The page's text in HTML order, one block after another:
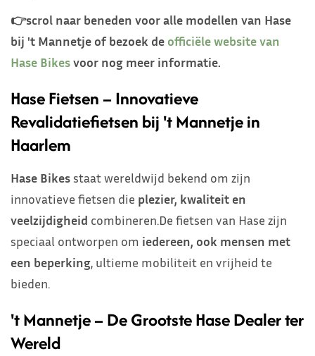
👉scrol naar beneden voor alle modellen van Hase
bij 't Mannetje of bezoek de officiële website van
Hase Bikesvoor nog meer informatie.
Hase Fietsen – Innovatieve
Revalidatiefietsen bij 't Mannetje in
Haarlem
Hase Bikes staat wereldwijd bekend om zijn
innovatieve fietsen die plezier, kwaliteit en
veelzijdigheid combineren.De fietsen van Hase zijn
speciaal ontworpen om iedereen, ook mensen met
een beperking, ultieme mobiliteit en vrijheid te
bieden.
't Mannetje – De Grootste Hase Dealer ter
Wereld